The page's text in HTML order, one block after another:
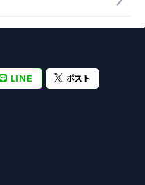
LINE ポスト